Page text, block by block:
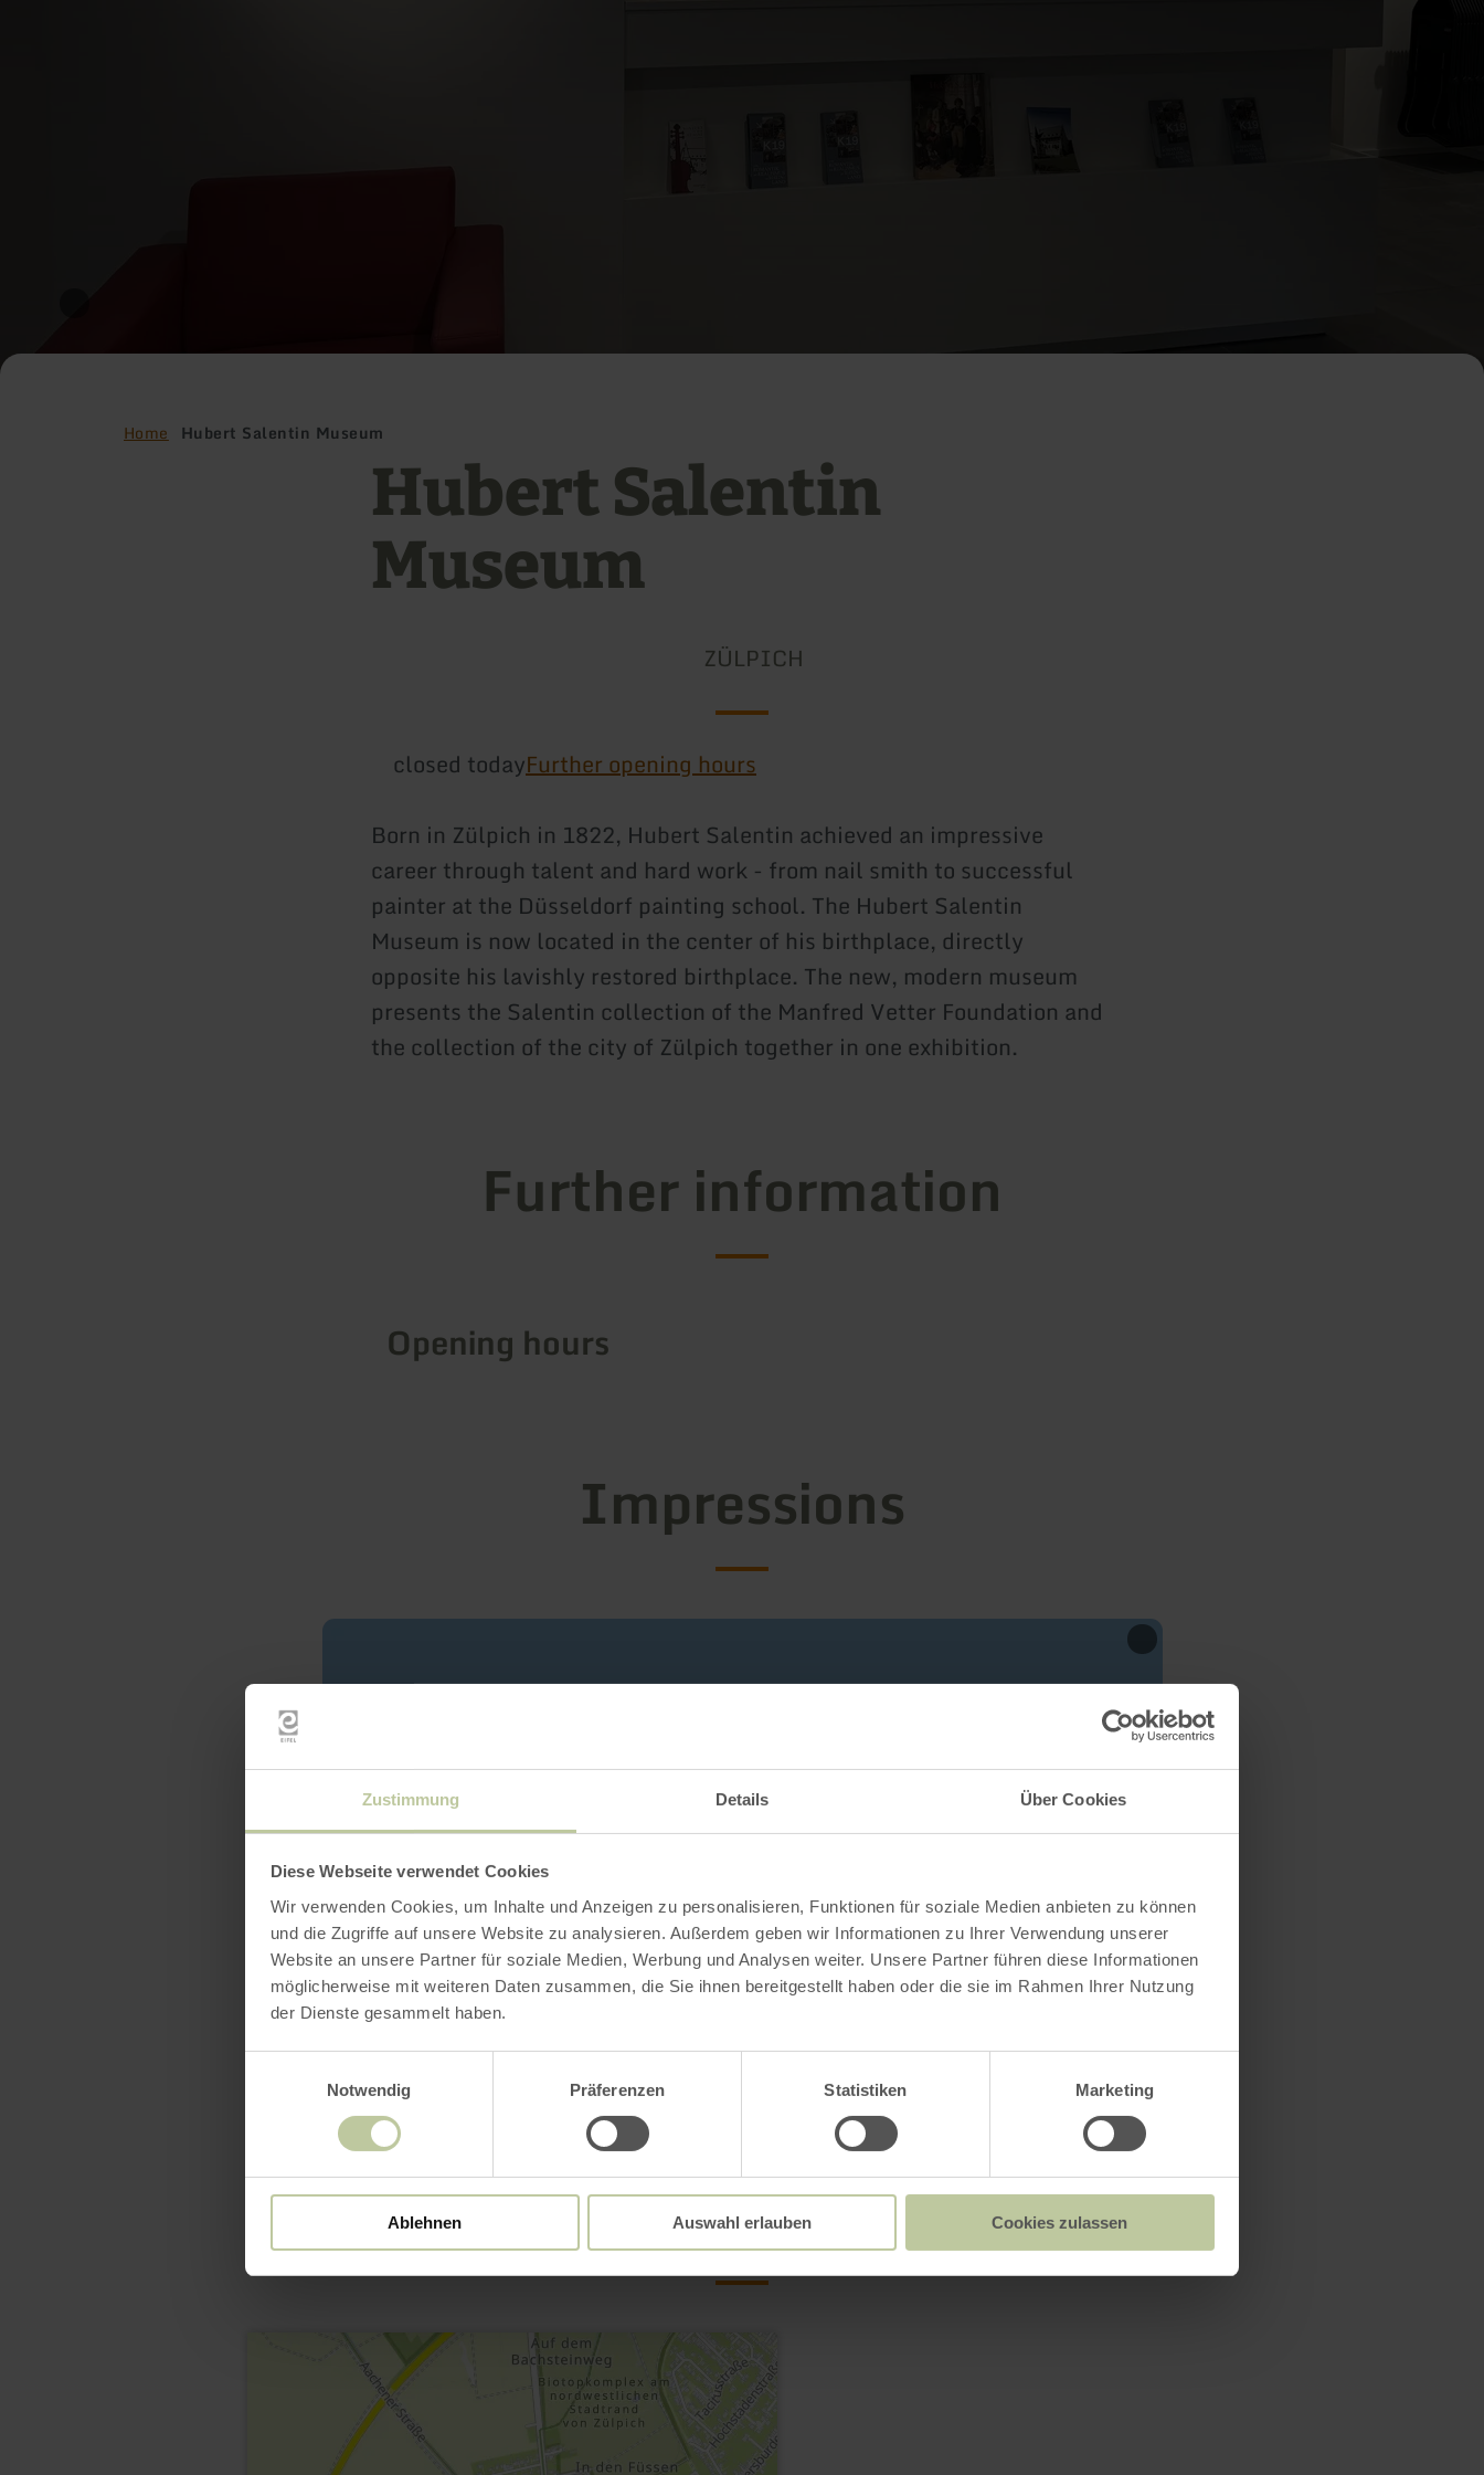
Zustimmung Details Über Cookies
Diese Webseite verwendet Cookies
Wir verwenden Cookies, um Inhalte und Anzeigen zu personalisieren, Funktionen für soziale Medien anbieten zu können
und die Zugriffe auf unsere Website zu analysieren. Außerdem geben wir Informationen zu Ihrer Verwendung unserer
Website an unsere Partner für soziale Medien, Werbung und Analysen weiter. Unsere Partner führen diese Informationen
möglicherweise mit weiteren Daten zusammen, die Sie ihnen bereitgestellt haben oder die sie im Rahmen Ihrer Nutzung
der Dienste gesammelt haben.
Notwendig
Präferenzen Statistiken Marketing
Ablehnen Auswahl erlauben Cookies zulassen
Home Hubert Salentin Museum
Hubert Salentin
Museum
ZÜLPICH
closed todayFurther opening hours
Born in Zülpich in 1822, Hubert Salentin achieved an impressive
career through talent and hard work - from nail smith to successful
painter at the Düsseldorf painting school. The Hubert Salentin
Museum is now located in the center of his birthplace, directly
opposite his lavishly restored birthplace. The new, modern museum
presents the Salentin collection of the Manfred Vetter Foundation and
the collection of the city of Zülpich together in one exhibition.
Further information
Opening hours
Impressions
Contact